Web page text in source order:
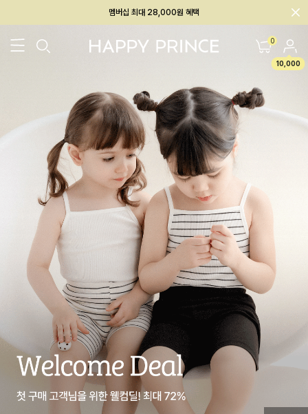
회원전용 아울렛, 가입하면 ~60% 할인!
0
10,000